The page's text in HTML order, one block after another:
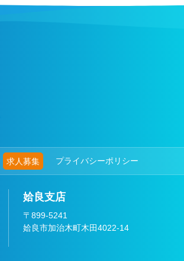
求人募集 プライバシーポリシー
姶良支店
〒899-5241
姶良市加治木町木田4022-14